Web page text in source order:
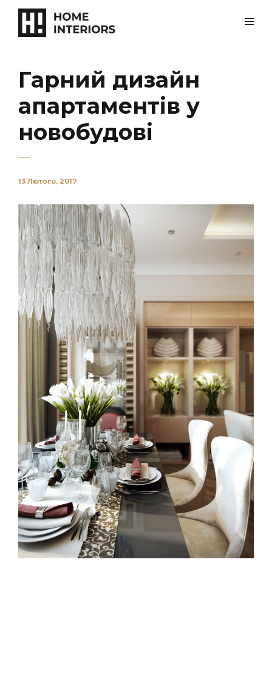
Гарний дизайн
апартаментів у
новобудові
13 Лютого, 2017